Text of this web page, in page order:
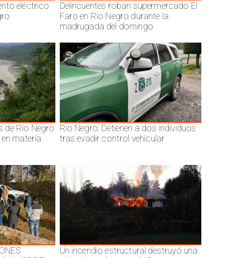
eléctrico
Delincuentes roban supermercado El
Faro en Río Negro durante la
madrugada del domingo
de Río Negro
materia
Rio Negro: Detienen a dos individuos
tras evadir control vehicular
Un incendio estructural destruyó una